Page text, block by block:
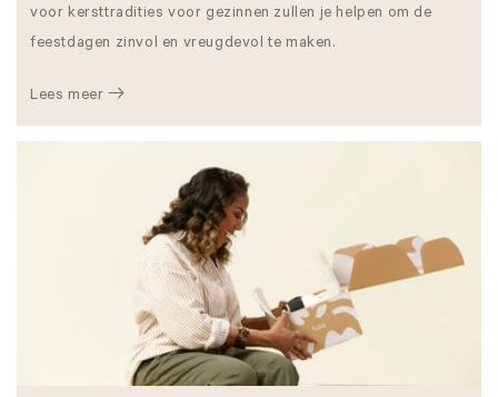
voor kersttradities voor gezinnen zullen je helpen om de
feestdagen zinvol en vreugdevol te maken.
Lees meer